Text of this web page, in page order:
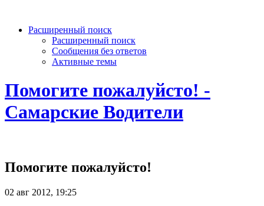
Расширенный поиск
Расширенный поиск
Сообщения без ответов
Активные темы
Помогите пожалуйсто! -
Самарские Водители
Помогите пожалуйсто!
02 авг 2012, 19:25